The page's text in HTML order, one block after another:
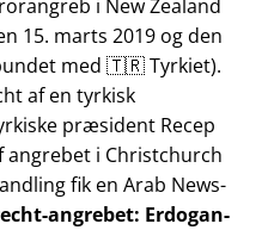
i New Zealand
15. marts 2019 og den
med 🇹🇷 Tyrkiet).
af en tyrkisk
præsident Recep
angrebet i Christchurch
fik en Arab News-
angrebet: Erdogan-